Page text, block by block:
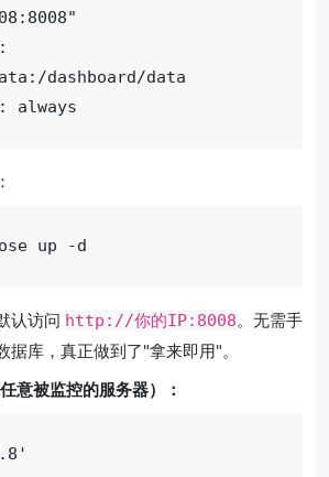
dashboard/data
认访问 http://你的IP:8008。无需手
据库，真正做到了"拿来即用"。
意被监控的服务器）：